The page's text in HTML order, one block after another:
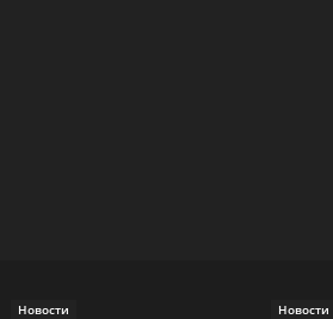
Новости Новости